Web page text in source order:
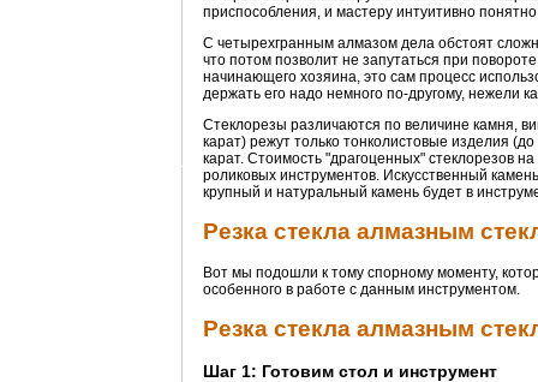
приспособления, и мастеру интуитивно
С четырехгранным алмазом дела обстоят
что потом позволит не запутаться при
начинающего хозяина, это сам процесс
держать его надо немного по-другому, нежели
Стеклорезы различаются по величине камня,
карат) режут только тонколистовые изделия
карат. Стоимость "драгоценных" стеклорезов
роликовых инструментов. Искусственный
крупный и натуральный камень будет в
Резка стекла алмазным
Вот мы подошли к тому спорному моменту,
особенного в работе с данным инструментом.
Резка стекла алмазным
Шаг 1: Готовим стол и инструмент